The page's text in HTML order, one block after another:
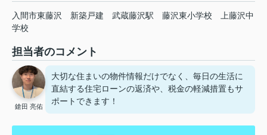
入間市東藤沢 新築戸建 武蔵藤沢駅 藤沢東小学校
上藤沢中
学校
担当者のコメント
鎗田 亮佑
大切な住まいの物件情報だけでなく、毎日の生活に
直結する住宅ローンの返済や、税金の軽減措置もサ
ポートできます！